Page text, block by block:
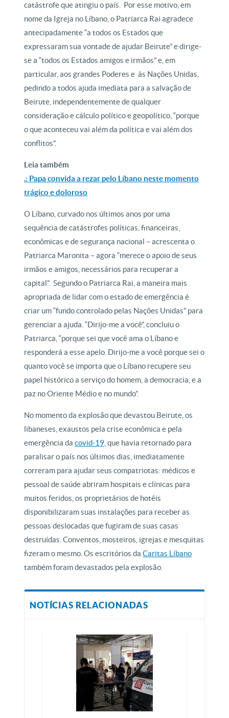
catástrofe que atingiu o país.
Por esse motivo, em
nome da Igreja no Líbano, o Patriarca Rai agradece
antecipadamente “a todos os Estados que
expressaram sua vontade de ajudar Beirute” e dirige-
se a “todos os Estados amigos e irmãos” e, em
particular, aos grandes Poderes e às Nações Unidas,
pedindo a todos ajuda imediata para a salvação de
Beirute, independentemente de qualquer
consideração e cálculo político e geopolítico, “porque
o que aconteceu vai além da política e vai além dos
conflitos”.
Leia também
.: Papa convida a rezar pelo Líbano neste momento
trágico e doloroso
O Líbano, curvado nos últimos anos por uma
sequência de catástrofes políticas, financeiras,
econômicas e de segurança nacional – acrescenta o
Patriarca Maronita – agora “merece o apoio de seus
irmãos e amigos, necessários para recuperar a
capital”. Segundo o Patriarca Rai, a maneira mais
apropriada de lidar com o estado de emergência é
criar um “fundo controlado pelas Nações Unidas” para
gerenciar a ajuda. “Dirijo-me a você”, concluiu o
Patriarca, “porque sei que você ama o Líbano e
responderá a esse apelo. Dirijo-me a você porque sei o
quanto você se importa que o Líbano recupere seu
papel histórico a serviço do homem, a democracia, e a
paz no Oriente Médio e no mundo”.
No momento da explosão que devastou Beirute, os
libaneses, exaustos pela crise econômica e pela
emergência dacovid-19, que havia retornado para
paralisar o país nos últimos dias, imediatamente
correram para ajudar seus compatriotas: médicos e
pessoal de saúde abriram hospitais e clínicas para
muitos feridos, os proprietários de hotéis
disponibilizaram suas instalações para receber as
pessoas deslocadas que fugiram de suas casas
destruídas. Conventos, mosteiros, igrejas e mesquitas
fizeram o mesmo. Os escritórios daCaritas Líbano
também foram devastados pela explosão.
NOTÍCIAS RELACIONADAS